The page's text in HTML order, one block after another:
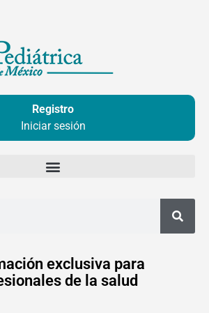
Registro
Iniciar sesión
exclusiva para
de la salud